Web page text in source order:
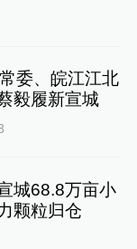
委、皖江江北
毅履新宣城
城68.8万亩小
颗粒归仓